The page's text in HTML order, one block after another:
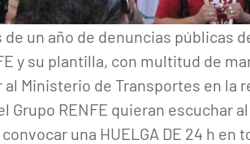
de un año de denuncias públicas
y su plantilla, con multitud de
Ministerio de Transportes en la
Grupo RENFE quieran escuchar
una HUELGA DE 24 h